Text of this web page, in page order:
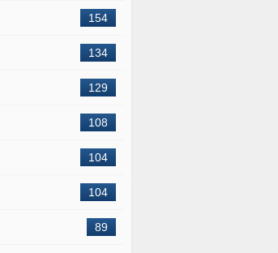
154
134
129
108
104
104
89